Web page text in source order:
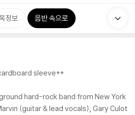
정보 음반 속으로
sleeve**
hard-rock band from New York
(guitar & lead vocals), Gary Culot